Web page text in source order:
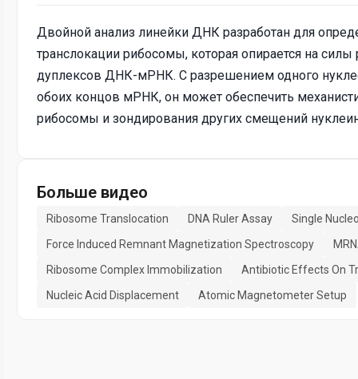
Двойной анализ линейки ДНК разработан для
транслокации рибосомы, которая опирается на
дуплексов ДНК-мРНК. С разрешением одного
обоих концов мРНК, он может обеспечить
рибосомы и зондирования других смещений
Больше видео
Ribosome Translocation DNA Ruler Assay
Single
Force Induced Remnant Magnetization Spectroscopy
Ribosome Complex Immobilization
Antibiotic Effects On
Nucleic Acid Displacement
Atomic Magnetometer Setup